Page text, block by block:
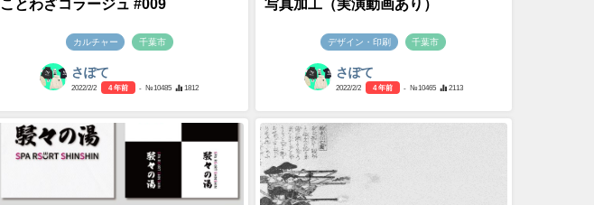
ことわざコラージュ #009
カルチャー 千葉市
さぽて
2022/2/2 4 年前 - №10485 1812
写真加工（実演動画あり）
デザイン・印刷 千葉市
さぽて
2022/2/2 4 年前 - №10465 2113